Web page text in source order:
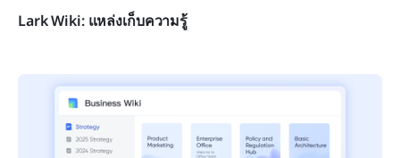
Lark Wiki: แหล่งเก็บความรู้